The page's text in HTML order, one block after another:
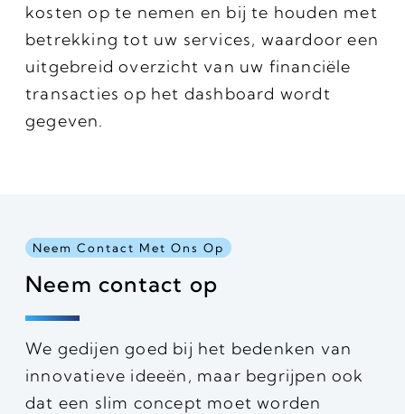
kosten op te nemen en bij te houden met
betrekking tot uw services, waardoor een
uitgebreid overzicht van uw financiële
transacties op het dashboard wordt
gegeven.
Neem Contact Met Ons Op
Neem contact op
We gedijen goed bij het bedenken van
innovatieve ideeën, maar begrijpen ook
dat een slim concept moet worden